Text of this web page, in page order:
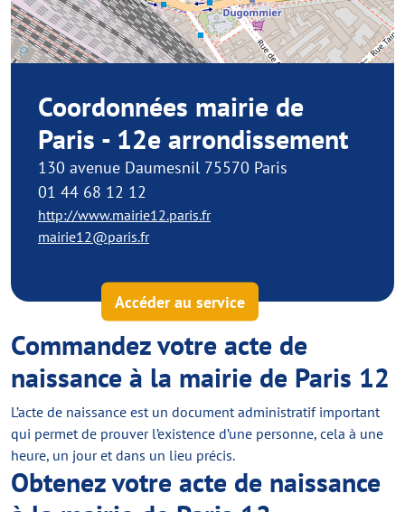
Coordonnées mairie de
Paris - 12e arrondissement
130 avenue Daumesnil 75570 Paris
01 44 68 12 12
http://www.mairie12.paris.fr
mairie12@paris.fr
Accéder au service
Commandez votre acte de
naissance à la mairie de Paris 12
L’acte de naissance est un document administratif important
qui permet de prouver l’existence d’une personne, cela à une
heure, un jour et dans un lieu précis.
Obtenez votre acte de naissance